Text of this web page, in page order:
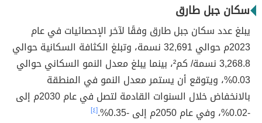
سكان جبل طارق
يبلغ عدد سكان جبل طارق وفقًا لآخر الإحصائيات في عام
2023م حوالي 32,691 نسمة، وتبلغ الكثافة السكانية حوالي
3,268.8 نسمة/ كم²، بينما يبلغ معدل النمو السكاني حوالي
0.03%، ويتوقع أن يستمر معدل النمو في المنطقة
بالانخفاض خلال السنوات القادمة لتصل في عام 2030م إلى
-0.02%، وفي عام 2050م إلى -0.35%.
[٤]